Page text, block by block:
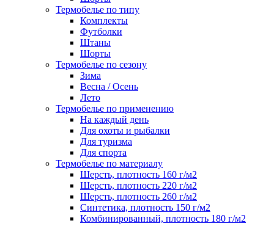
Термобелье по типу
Комплекты
Футболки
Штаны
Шорты
Термобелье по сезону
Зима
Весна / Осень
Лето
Термобелье по применению
На каждый день
Для охоты и рыбалки
Для туризма
Для спорта
Термобелье по материалу
Шерсть, плотность 160 г/м2
Шерсть, плотность 220 г/м2
Шерсть, плотность 260 г/м2
Синтетика, плотность 150 г/м2
Комбинированный, плотность 180 г/м2